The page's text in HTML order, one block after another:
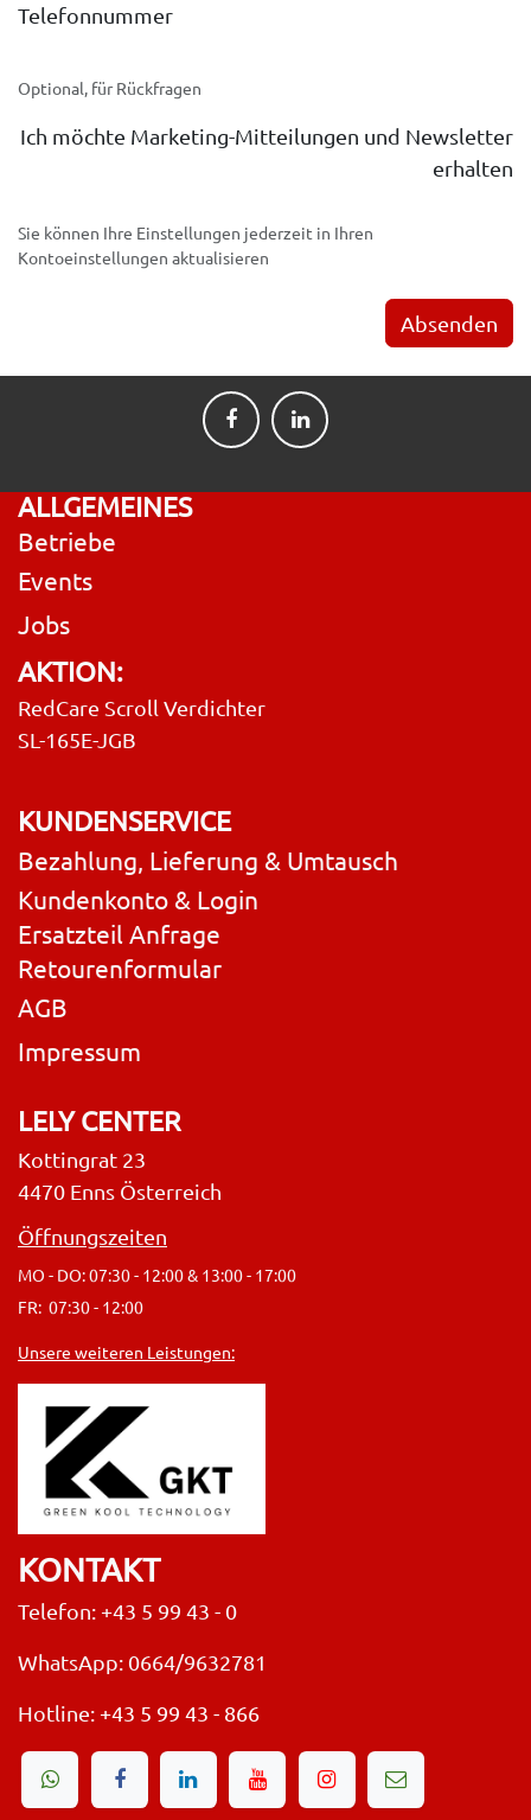
Telefonnummer
Optional, für Rückfragen
Ich möchte Marketing-Mitteilungen und Newsletter
erhalten
Sie können Ihre Einstellungen jederzeit in Ihren
Kontoeinstellungen aktualisieren
Absenden
ALLGEMEINES
Betriebe
Events
Jobs
AKTION:
RedCare Scroll Verdichter
SL-165E-JGB
KUNDENSERVICE
Bezahlung, Lieferung & Umtausch
Kundenkonto & Login
Ersatzteil Anfrage
Retourenformular
AGB
Impressum
LELY CENTER
Kottingrat 23
4470 Enns Österreich
Öffnungszeiten
MO - DO: 07:30 - 12:00 & 13:00 - 17:00
FR: 07:30 - 12:00
Unsere weiteren Leistungen:
KONTAKT
Telefon: +43 5 99 43 - 0
WhatsApp: 0664/9632781
Hotline: +43 5 99 43 - 866